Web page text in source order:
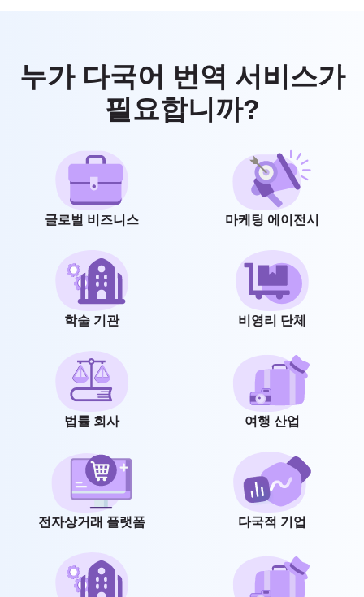
누가 다국어 번역 서비스가
필요합니까?
글로벌 비즈니스 마케팅 에이전시
학술 기관 비영리 단체
법률 회사 여행 산업
전자상거래 플랫폼 다국적 기업